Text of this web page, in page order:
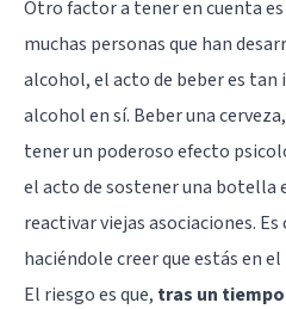
Otro factor a tener en cuenta
muchas personas que han
alcohol, el acto de beber es
alcohol en sí. Beber una
tener un poderoso efecto
el acto de sostener una botella
reactivar viejas asociaciones.
haciéndole creer que estás en
El riesgo es que, tras un